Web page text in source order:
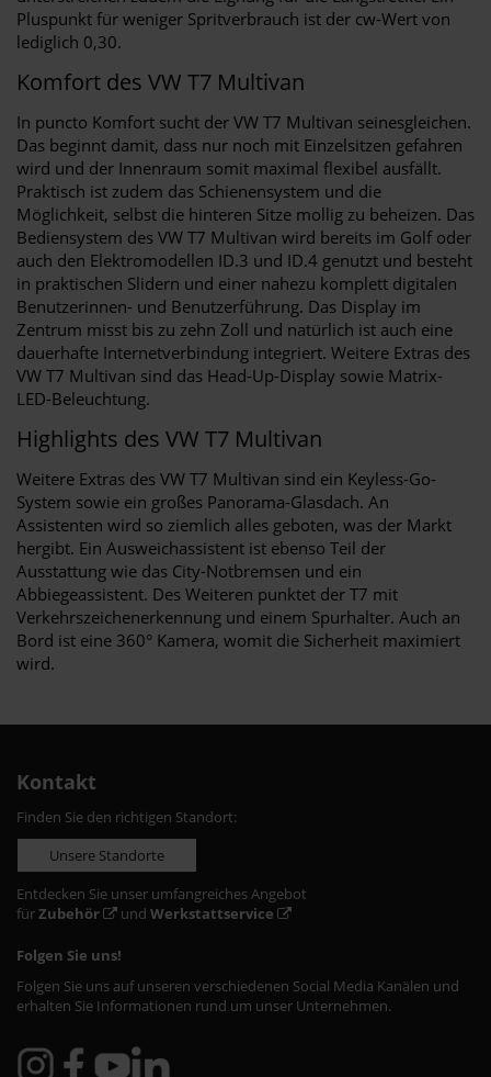
Pluspunkt für weniger Spritverbrauch ist der cw-Wert von
lediglich 0,30.
Komfort des VW T7 Multivan
In puncto Komfort sucht der VW T7 Multivan seinesgleichen.
Das beginnt damit, dass nur noch mit Einzelsitzen gefahren
wird und der Innenraum somit maximal flexibel ausfällt.
Praktisch ist zudem das Schienensystem und die
Möglichkeit, selbst die hinteren Sitze mollig zu beheizen. Das
Bediensystem des VW T7 Multivan wird bereits im Golf oder
auch den Elektromodellen ID.3 und ID.4 genutzt und besteht
in praktischen Slidern und einer nahezu komplett digitalen
Benutzerinnen- und Benutzerführung. Das Display im
Zentrum misst bis zu zehn Zoll und natürlich ist auch eine
dauerhafte Internetverbindung integriert. Weitere Extras des
VW T7 Multivan sind das Head-Up-Display sowie Matrix-
LED-Beleuchtung.
Highlights des VW T7 Multivan
Weitere Extras des VW T7 Multivan sind ein Keyless-Go-
System sowie ein großes Panorama-Glasdach. An
Assistenten wird so ziemlich alles geboten, was der Markt
hergibt. Ein Ausweichassistent ist ebenso Teil der
Ausstattung wie das City-Notbremsen und ein
Abbiegeassistent. Des Weiteren punktet der T7 mit
Verkehrszeichenerkennung und einem Spurhalter. Auch an
Bord ist eine 360° Kamera, womit die Sicherheit maximiert
wird.
Kontakt
Finden Sie den richtigen Standort:
Unsere Standorte
Entdecken Sie unser umfangreiches Angebot
fürZubehör und Werkstattservice
Folgen Sie uns!
Folgen Sie uns auf unseren verschiedenen Social Media Kanälen und
erhalten Sie Informationen rund um unser Unternehmen.